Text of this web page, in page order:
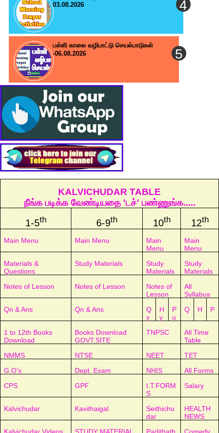
03.08.2026
பள்ளி காலை வழிபாட்டு செயல்பாடுகள்
-06.08.2026
KALVICHUDAR TABLE
நீங்க படிக்க வேண்டியதை 'டச்' பண்ணுங்க.....
1-5th 6-9th 10th 12th
Main Menu Main Menu
Main
Menu
Main
Menu
Materials &
Questions
Study Materials
Study
Materials
Study
Materials
Notes of Lesson
Notes of Lesson
Notes of
Lesson
All
Syllabus
Qn & Ans
Qn & Ans
Q
y
H
y
P
u
Q H P
1 to 12th Books
Download
Books Download
GOVT.SITE
TNPSC
All Time
Table
NMMS
NTSE NEET
TET
G.O’s
Dept. Exam NHIS
All Forms
CPS
GPF
I.T.FORM
S
Salary
Kalvichudar Kavithaigal
Seithichu
dar
HEALTH
NEWS
Kalvichudar Videos
STUDY MATERIAL Padithath Comedy